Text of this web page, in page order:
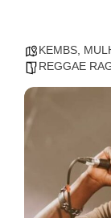
KEMBS
REGGAE